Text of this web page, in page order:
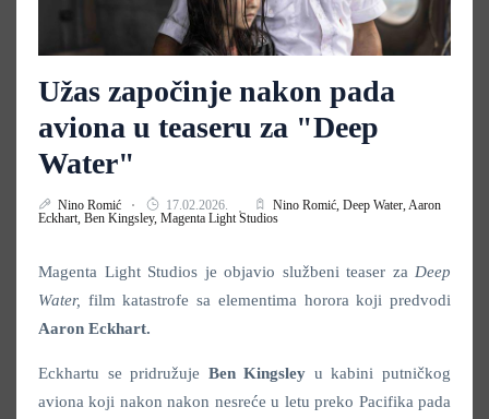
Užas započinje nakon pada
aviona u teaseru za "Deep
Water"
Nino Romić 17.02.2026. Nino Romić, Deep Water, Aaron
Eckhart, Ben Kingsley, Magenta Light Studios
Magenta Light Studios je objavio službeni teaser za Deep
Water, film katastrofe sa elementima horora koji predvodi
Aaron Eckhart.
Eckhartu se pridružuje Ben Kingsley u kabini putničkog
aviona koji nakon nakon nesreće u letu preko Pacifika pada